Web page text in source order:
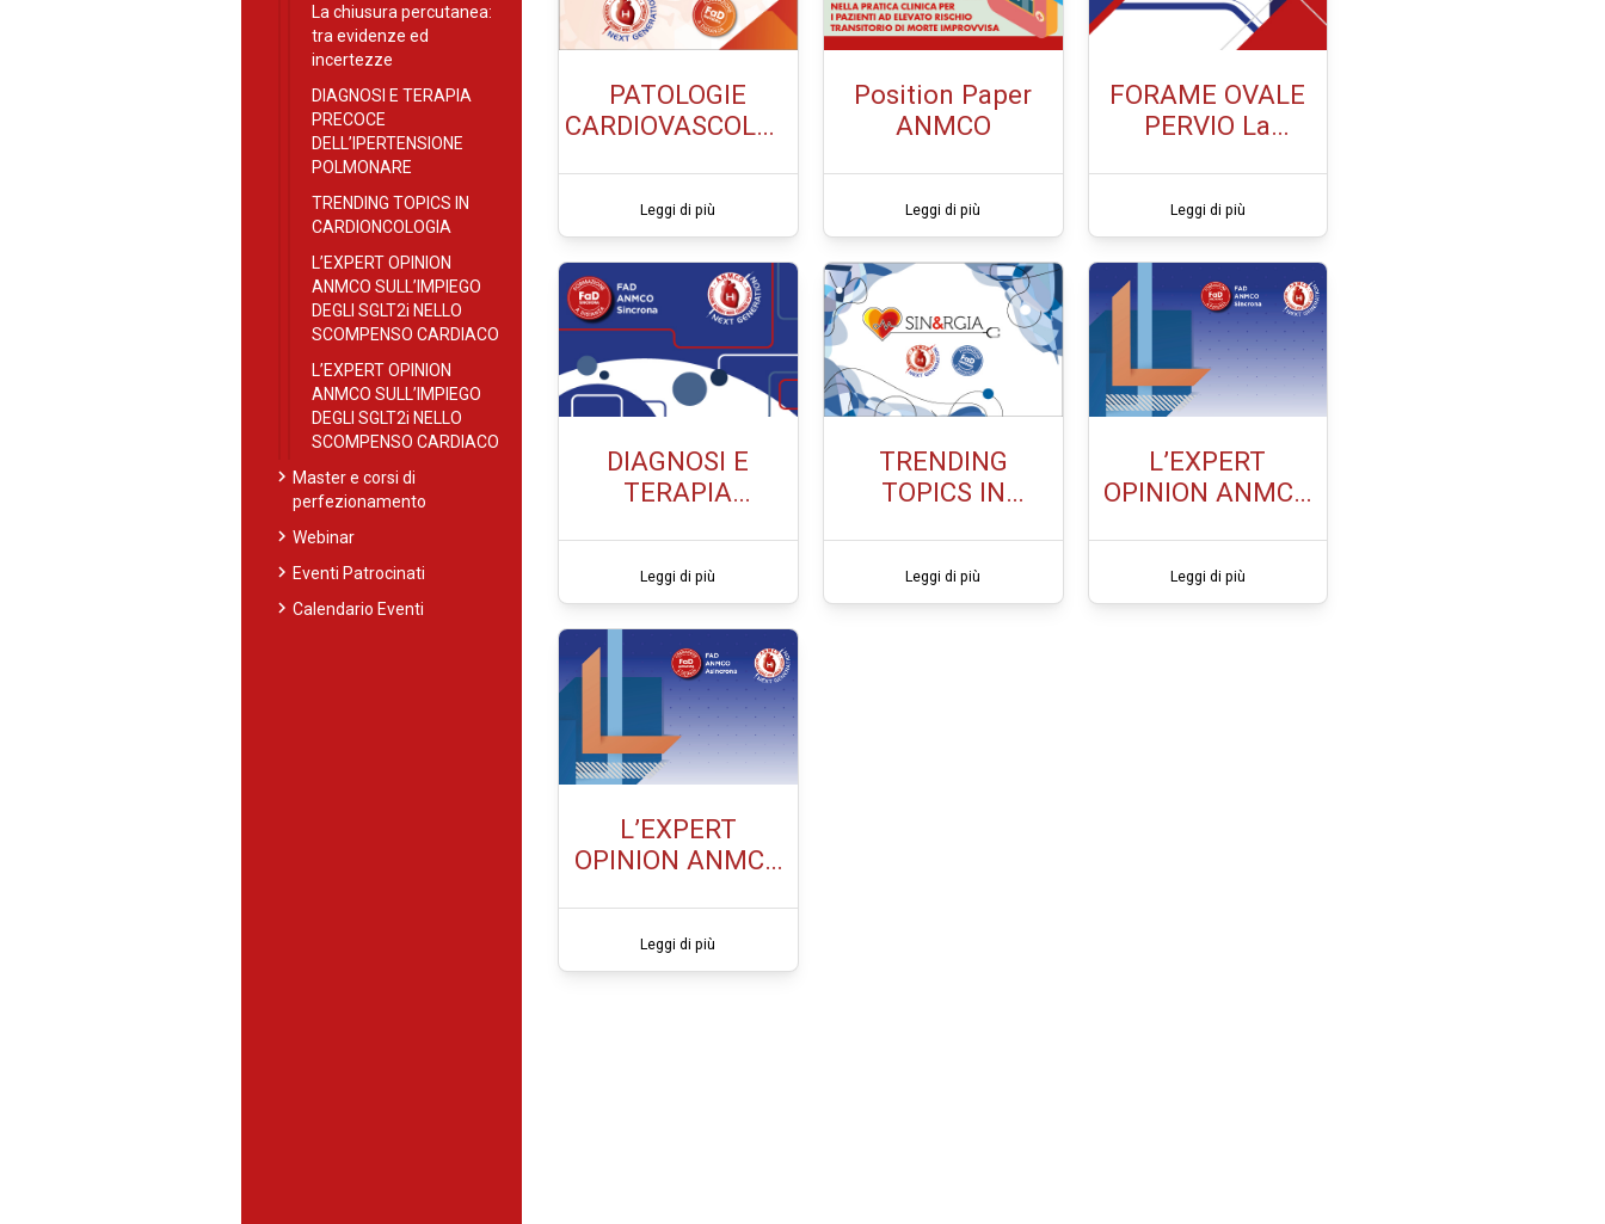
La chiusura percutanea:
tra evidenze ed
incertezze
DIAGNOSI E TERAPIA
PRECOCE
DELL’IPERTENSIONE
POLMONARE
TRENDING TOPICS IN
CARDIONCOLOGIA
L’EXPERT OPINION
ANMCO SULL’IMPIEGO
DEGLI SGLT2i NELLO
SCOMPENSO CARDIACO
L’EXPERT OPINION
ANMCO SULL’IMPIEGO
DEGLI SGLT2i NELLO
SCOMPENSO CARDIACO
chevron_rightMaster e corsi di
perfezionamento
chevron_rightWebinar
chevron_rightEventi Patrocinati
chevron_rightCalendario Eventi
PATOLOGIE
CARDIOVASCOLAR
Leggi di più
Position Paper
ANMCO
Leggi di più
FORAME OVALE
PERVIO La
evidenze ed
Leggi di più
DIAGNOSI E
TERAPIA
NE POLMONARE
Leggi di più
TRENDING
TOPICS IN
Leggi di più
L’EXPERT
OPINION ANMCO
NELLO
Leggi di più
L’EXPERT
OPINION ANMCO
NELLO
Leggi di più